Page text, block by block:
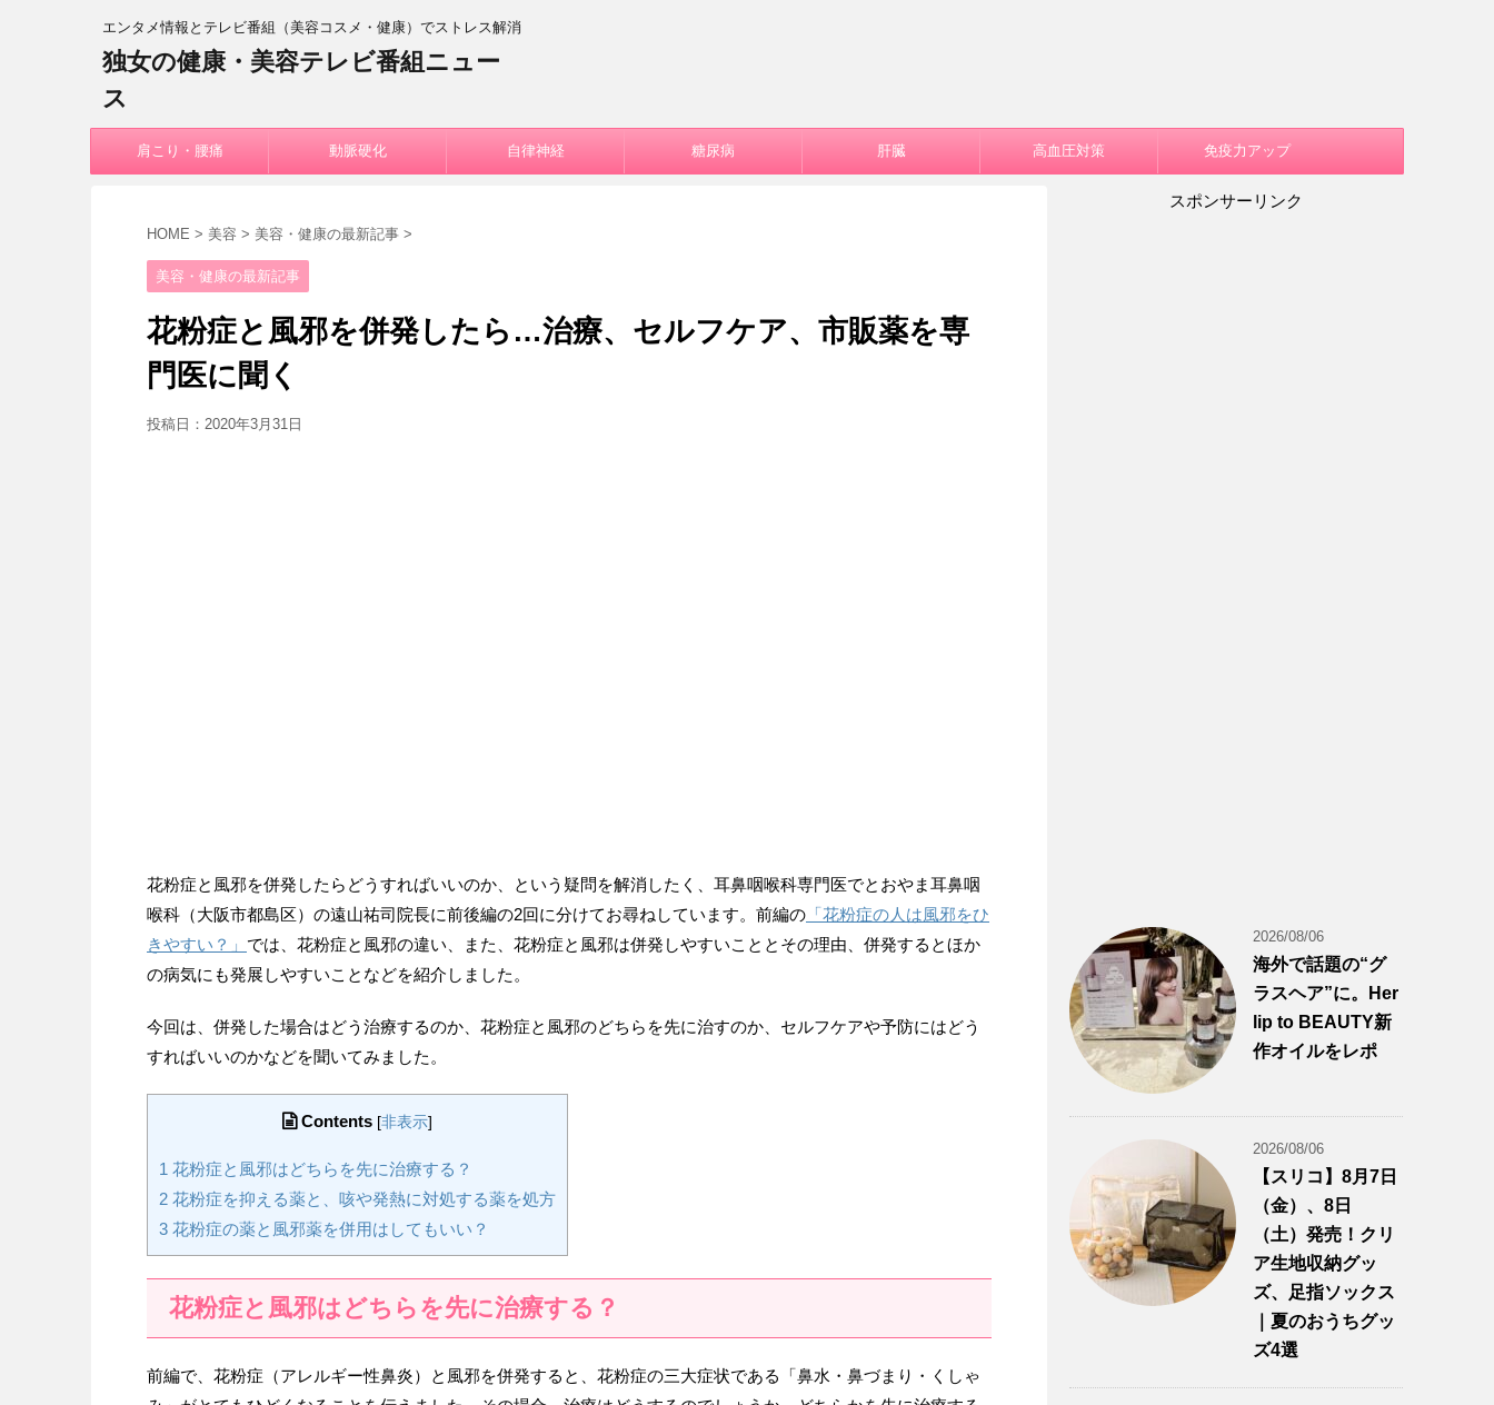
エンタメ情報とテレビ番組（美容コスメ・健康）でストレス解消
独女の健康・美容テレビ番組ニュー
ス
肩こり・腰痛 動脈硬化 自律神経 糖尿病 肝臓 高血圧対策 免疫力アップ
HOME > 美容 > 美容・健康の最新記事 >
美容・健康の最新記事
花粉症と風邪を併発したら…治療、セルフケア、市販薬を専
門医に聞く
投稿日： 2020年3月31日
花粉症と風邪を併発したらどうすればいいのか、という疑問を解消したく、耳鼻咽喉科専門医でとおやま耳鼻咽
喉科（大阪市都島区）の遠山祐司院長に前後編の2回に分けてお尋ねしています。前編の 「花粉症の人は風邪をひ
きやすい？」 では、花粉症と風邪の違い、また、花粉症と風邪は併発しやすいこととその理由、併発するとほか
の病気にも発展しやすいことなどを紹介しました。
今回は、併発した場合はどう治療するのか、花粉症と風邪のどちらを先に治すのか、セルフケアや予防にはどう
すればいいのかなどを聞いてみました。
Contents [非表示]
1 花粉症と風邪はどちらを先に治療する？
2 花粉症を抑える薬と、咳や発熱に対処する薬を処方
3 花粉症の薬と風邪薬を併用はしてもいい？
花粉症と風邪はどちらを先に治療する？
前編で、花粉症（アレルギー性鼻炎）と風邪を併発すると、花粉症の三大症状である「鼻水・鼻づまり・くしゃ
スポンサーリンク
2026/08/06
海外で話題の“グ
ラスヘア”に。Her
lip to BEAUTY新
作オイルをレポ
2026/08/06
【スリコ】8月7日
（金）、8日
（土）発売！クリ
ア生地収納グッ
ズ、足指ソックス
｜夏のおうちグッ
ズ4選